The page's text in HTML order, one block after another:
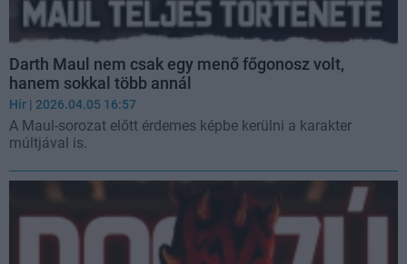
Darth Maul nem csak egy menő főgonosz volt,
hanem sokkal több annál
Hír | 2026.04.05 16:57
A Maul-sorozat előtt érdemes képbe kerülni a karakter
múltjával is.